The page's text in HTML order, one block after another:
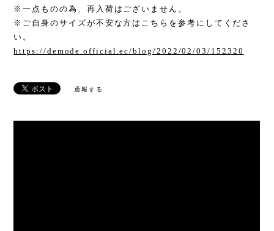
※一点ものの為、再入荷はございません。
※ご自身のサイズが不安な方はこちらを参考にしてくださ
い。
https://demode.official.ec/blog/2022/02/03/152320
通報する